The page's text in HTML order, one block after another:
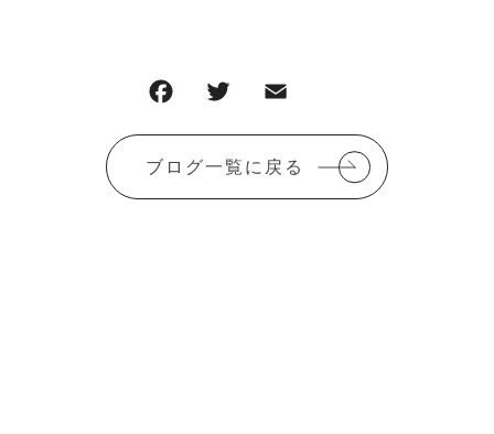
F
a
c
e
T
w
it
te
m
ai
l
有
ブログ一覧に戻る